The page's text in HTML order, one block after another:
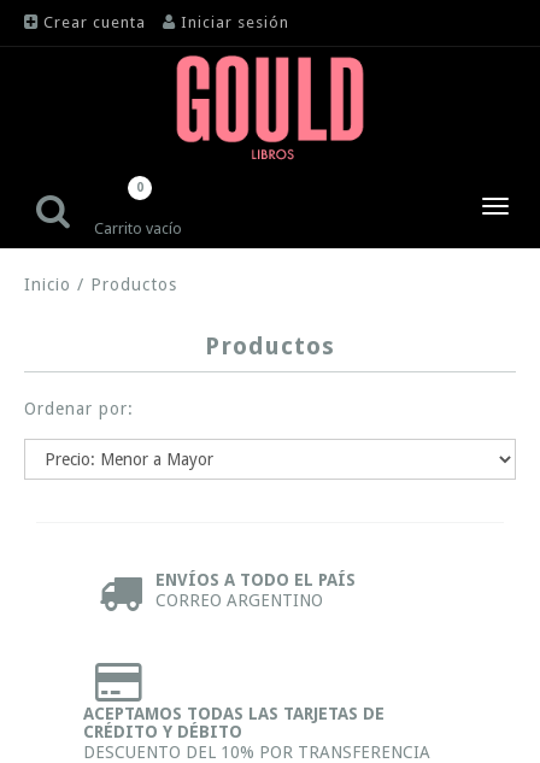
Crear cuenta Iniciar sesión
Carrito vacío
0
Inicio / Productos
Productos
Ordenar por:
ENVÍOS A TODO EL PAÍS
CORREO ARGENTINO
ACEPTAMOS TODAS LAS TARJETAS DE
CRÉDITO Y DÉBITO
DESCUENTO DEL 10% POR TRANSFERENCIA